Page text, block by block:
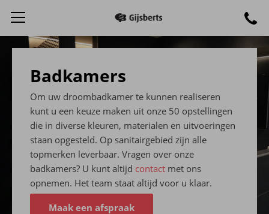
Badkamers
Om uw droombadkamer te kunnen realiseren
kunt u een keuze maken uit onze 50 opstellingen
die in diverse kleuren, materialen en uitvoeringen
staan opgesteld. Op sanitairgebied zijn alle
topmerken leverbaar. Vragen over onze
badkamers? U kunt altijd contact met ons
opnemen. Het team staat altijd voor u klaar.
Maak een afspraak